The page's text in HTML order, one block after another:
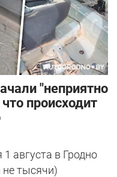
"неприятно
происходит
августа в Гродно
тысячи)